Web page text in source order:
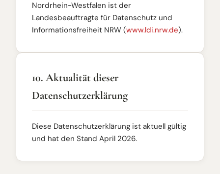
Nordrhein-Westfalen ist der
Landesbeauftragte für Datenschutz und
Informationsfreiheit NRW (www.ldi.nrw.de).
10. Aktualität dieser
Datenschutzerklärung
Diese Datenschutzerklärung ist aktuell gültig
und hat den Stand April 2026.